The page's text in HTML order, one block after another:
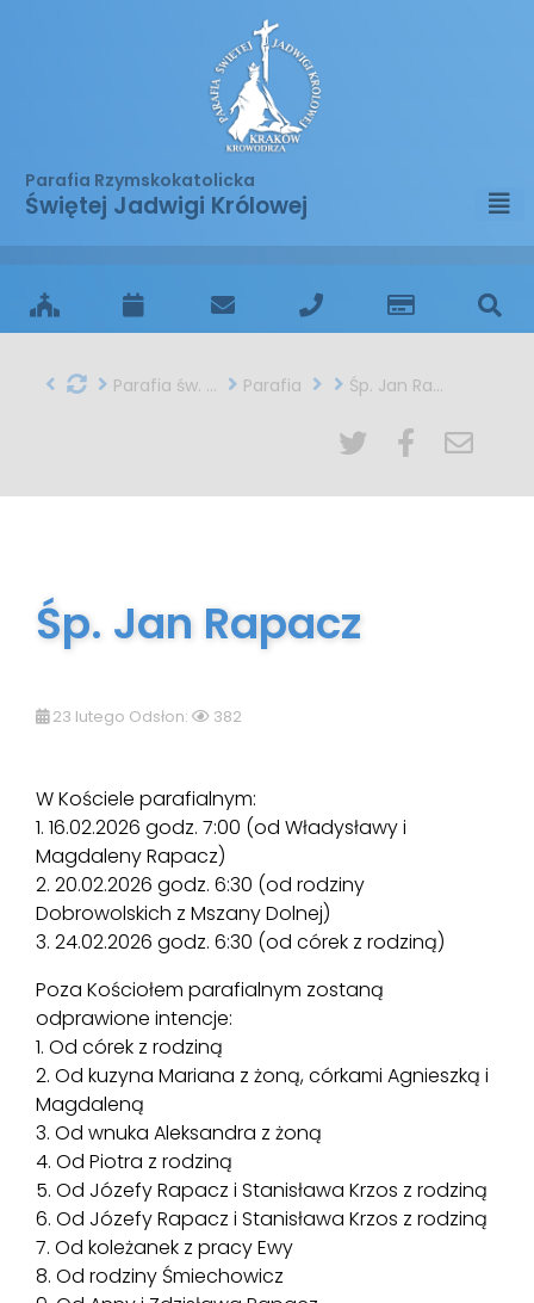
Parafia Rzymskokatolicka
Świętej Jadwigi Królowej
Parafia św. Jadwigi w Krakowie Parafia Śp. Jan Rapacz
Śp. Jan Rapacz
23 lutego Odsłon: 382
W Kościele parafialnym:
1. 16.02.2026 godz. 7:00 (od Władysławy i
Magdaleny Rapacz)
2. 20.02.2026 godz. 6:30 (od rodziny
Dobrowolskich z Mszany Dolnej)
3. 24.02.2026 godz. 6:30 (od córek z rodziną)
Poza Kościołem parafialnym zostaną
odprawione intencje:
1. Od córek z rodziną
2. Od kuzyna Mariana z żoną, córkami Agnieszką i
Magdaleną
3. Od wnuka Aleksandra z żoną
4. Od Piotra z rodziną
5. Od Józefy Rapacz i Stanisława Krzos z rodziną
6. Od Józefy Rapacz i Stanisława Krzos z rodziną
7. Od koleżanek z pracy Ewy
8. Od rodziny Śmiechowicz